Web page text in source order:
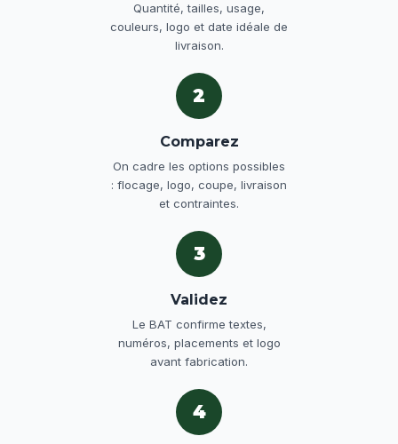
Quantité, tailles, usage,
couleurs, logo et date idéale de
livraison.
2
Comparez
On cadre les options possibles
: flocage, logo, coupe, livraison
et contraintes.
3
Validez
Le BAT confirme textes,
numéros, placements et logo
avant fabrication.
4